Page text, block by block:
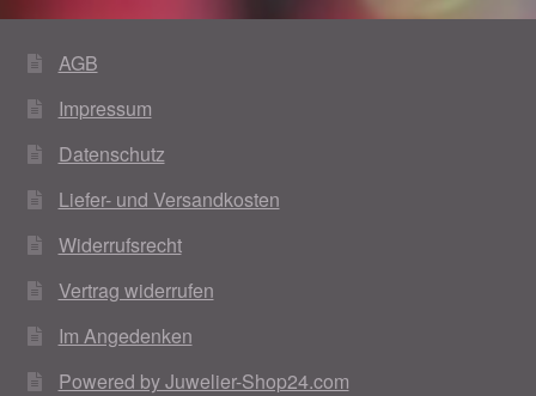
AGB
Impressum
Datenschutz
Liefer- und Versandkosten
Widerrufsrecht
Vertrag widerrufen
Im Angedenken
Powered by Juwelier-Shop24.com